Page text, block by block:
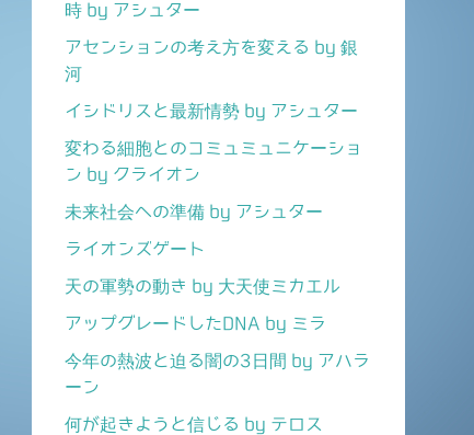
時 by アシュター
アセンションの考え方を変える by 銀
河
イシドリスと最新情勢 by アシュター
変わる細胞とのコミュミュニケーショ
ン by クライオン
未来社会への準備 by アシュター
ライオンズゲート
天の軍勢の動き by 大天使ミカエル
アップグレードしたDNA by ミラ
今年の熱波と迫る闇の3日間 by アハラ
ーン
何が起きようと信じる by テロス